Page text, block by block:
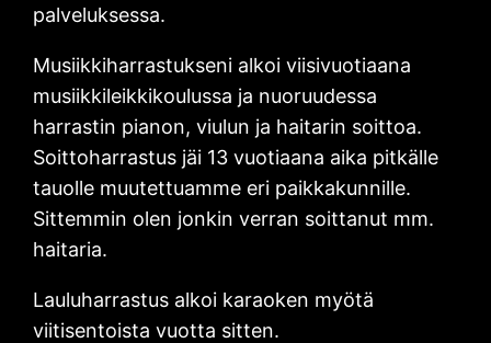
palveluksessa.
Musiikkiharrastukseni alkoi viisivuotiaana
musiikkileikkikoulussa ja nuoruudessa
harrastin pianon, viulun ja haitarin soittoa.
Soittoharrastus jäi 13 vuotiaana aika pitkälle
tauolle muutettuamme eri paikkakunnille.
Sittemmin olen jonkin verran soittanut mm.
haitaria.
Lauluharrastus alkoi karaoken myötä
viitisentoista vuotta sitten.